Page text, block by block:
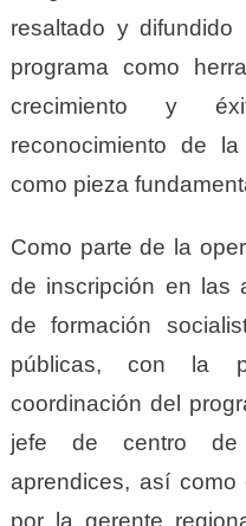
resaltado y difundido
programa como
crecimiento y
reconocimiento de
como pieza
Como parte de la
de inscripción en las
de formación
públicas, con la
coordinación del
jefe de centro de
aprendices, así como
por la gerente